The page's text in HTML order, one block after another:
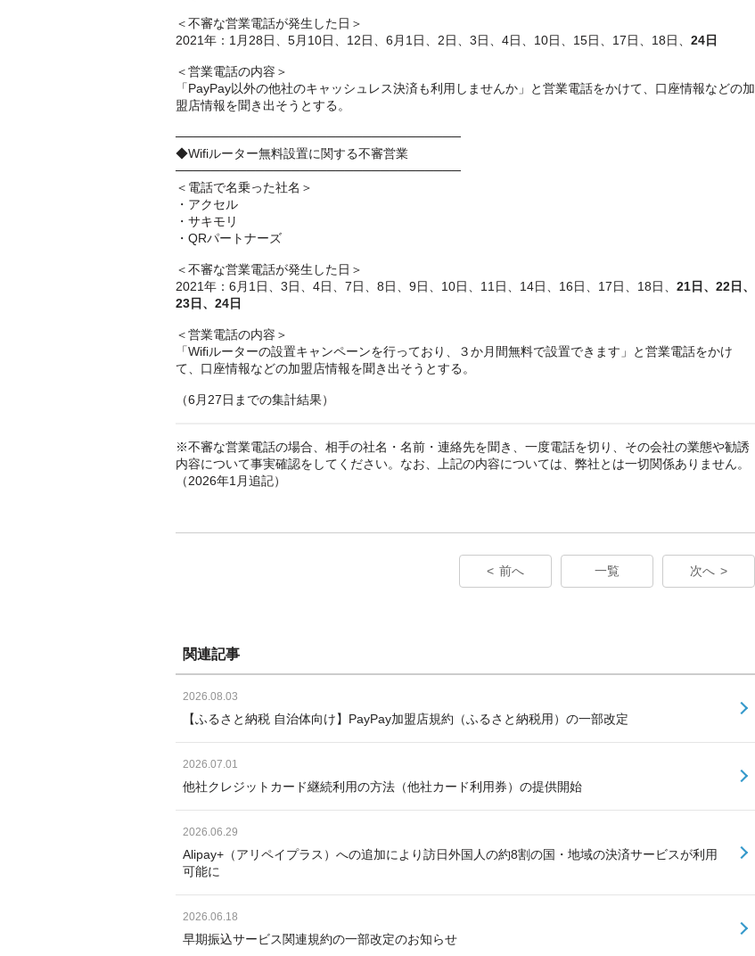
＜不審な営業電話が発生した日＞
2021年：1月28日、5月10日、12日、6月1日、2日、3日、4日、10日、15日、17日、18日、 24日
＜営業電話の内容＞
「PayPay以外の他社のキャッシュレス決済も利用しませんか」と営業電話をかけて、口座情報などの加
盟店情報を聞き出そうとする。
────────────────────────────────
◆Wifiルーター無料設置に関する不審営業
────────────────────────────────
＜電話で名乗った社名＞
・アクセル
・サキモリ
・QRパートナーズ
＜不審な営業電話が発生した日＞
2021年：6月1日、3日、4日、7日、8日、9日、10日、11日、14日、16日、17日、18日、 21日、22日、
23日、24日
＜営業電話の内容＞
「Wifiルーターの設置キャンペーンを行っており、３か月間無料で設置できます」と営業電話をかけ
て、口座情報などの加盟店情報を聞き出そうとする。
（6月27日までの集計結果）
※不審な営業電話の場合、相手の社名・名前・連絡先を聞き、一度電話を切り、その会社の業態や勧誘
内容について事実確認をしてください。なお、上記の内容については、弊社とは一切関係ありません。
（2026年1月追記）
前へ 一覧 次へ
関連記事
2026.08.03
【ふるさと納税 自治体向け】PayPay加盟店規約（ふるさと納税用）の一部改定
2026.07.01
他社クレジットカード継続利用の方法（他社カード利用券）の提供開始
2026.06.29
Alipay+（アリペイプラス）への追加により訪日外国人の約8割の国・地域の決済サービスが利用
可能に
2026.06.18
早期振込サービス関連規約の一部改定のお知らせ